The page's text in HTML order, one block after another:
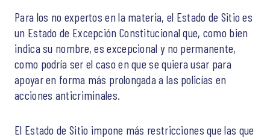
Para los no expertos en la materia, el Estado de Sitio es
un Estado de Excepción Constitucional que, como bien
indica su nombre, es excepcional y no permanente,
como podría ser el caso en que se quiera usar para
apoyar en forma más prolongada a las policías en
acciones anticriminales.
El Estado de Sitio impone más restricciones que las que